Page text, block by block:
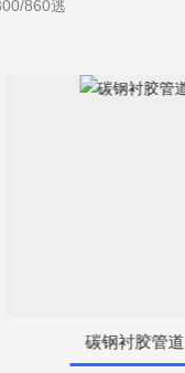
860逃
碳钢衬胶管道